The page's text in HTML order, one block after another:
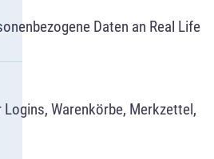
Daten an Real Life
Warenkörbe, Merkzettel,